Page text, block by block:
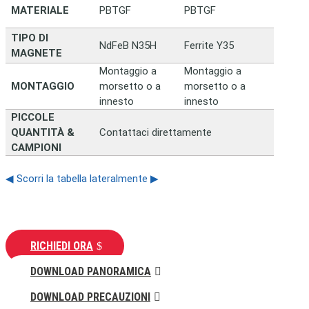
MATERIALE PBTGF PBTGF
TIPO DI
MAGNETE
NdFeB N35H Ferrite Y35
MONTAGGIO
Montaggio a
morsetto o a
innesto
Montaggio a
morsetto o a
innesto
PICCOLE
QUANTITÀ &
CAMPIONI
Contattaci direttamente
◀ Scorri la tabella lateralmente ▶
RICHIEDI ORA
DOWNLOAD PANORAMICA
DOWNLOAD PRECAUZIONI